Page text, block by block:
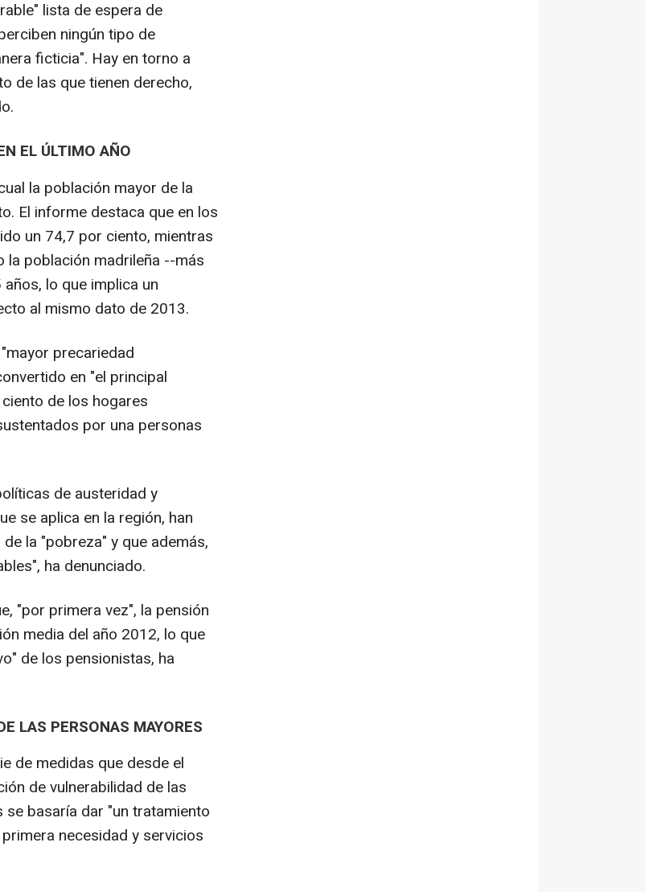
lista de espera de
ningún tipo de
ficticia". Hay en torno a
de las que tienen derecho,
EL ÚLTIMO AÑO
la población mayor de la
El informe destaca que en los
un 74,7 por ciento, mientras
la población madrileña --más
lo que implica un
al mismo dato de 2013.
precariedad
en "el principal
de los hogares
por una personas
de austeridad y
se aplica en la región, han
la "pobreza" y que además,
ha denunciado.
"por primera vez", la pensión
media del año 2012, lo que
de los pensionistas, ha
LAS PERSONAS MAYORES
de medidas que desde el
de vulnerabilidad de las
se basaría dar "un tratamiento
necesidad y servicios